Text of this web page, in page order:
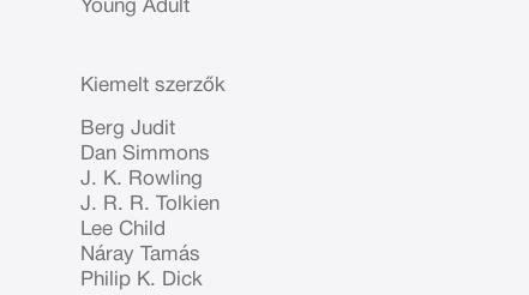
Young Adult
Kiemelt szerzők
Berg Judit
Dan Simmons
J. K. Rowling
J. R. R. Tolkien
Lee Child
Náray Tamás
Philip K. Dick